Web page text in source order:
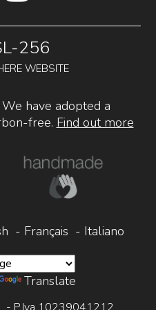
256
WEBSITE
have adopted a
free. Find out more
- Français - Italiano
Translate